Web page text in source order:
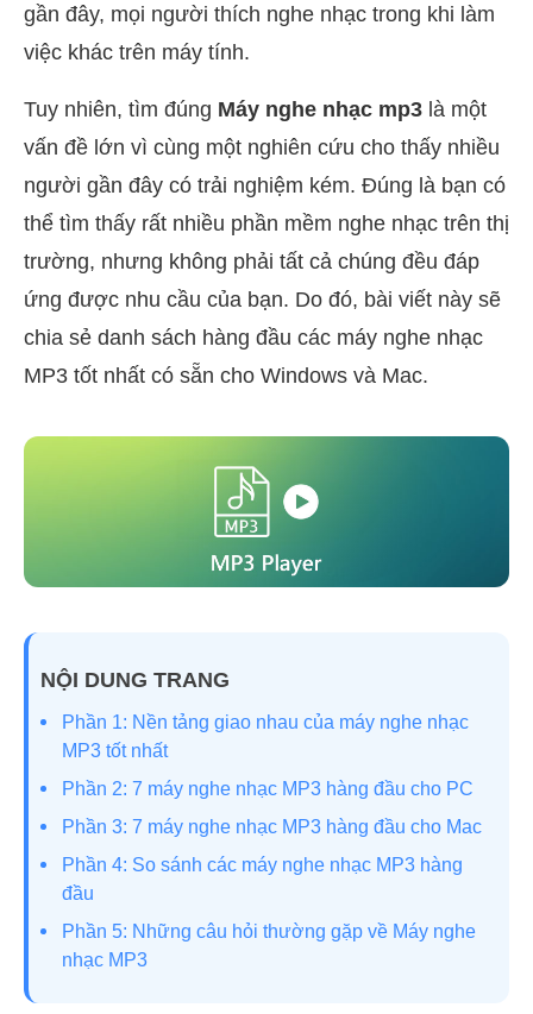
gần đây, mọi người thích nghe nhạc trong khi làm
việc khác trên máy tính.
Tuy nhiên, tìm đúng Máy nghe nhạc mp3 là một
vấn đề lớn vì cùng một nghiên cứu cho thấy nhiều
người gần đây có trải nghiệm kém. Đúng là bạn có
thể tìm thấy rất nhiều phần mềm nghe nhạc trên thị
trường, nhưng không phải tất cả chúng đều đáp
ứng được nhu cầu của bạn. Do đó, bài viết này sẽ
chia sẻ danh sách hàng đầu các máy nghe nhạc
MP3 tốt nhất có sẵn cho Windows và Mac.
NỘI DUNG TRANG
Phần 1: Nền tảng giao nhau của máy nghe nhạc
MP3 tốt nhất
Phần 2: 7 máy nghe nhạc MP3 hàng đầu cho PC
Phần 3: 7 máy nghe nhạc MP3 hàng đầu cho Mac
Phần 4: So sánh các máy nghe nhạc MP3 hàng
đầu
Phần 5: Những câu hỏi thường gặp về Máy nghe
nhạc MP3